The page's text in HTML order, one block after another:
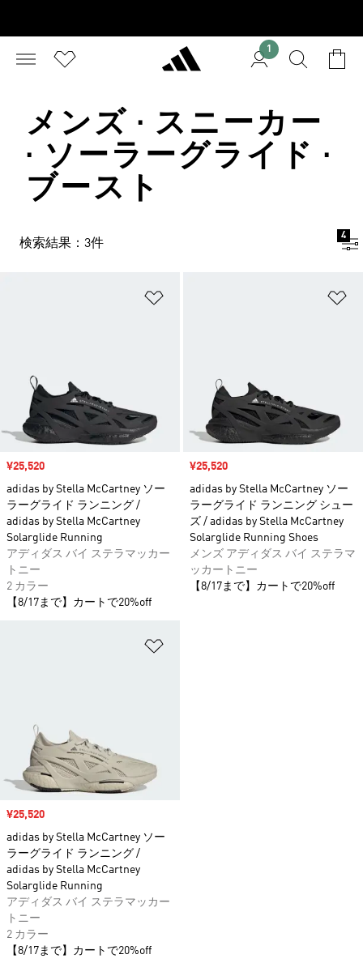
1
メンズ · スニーカー
· ソーラーグライド ·
ブースト
検索結果：3件
4
セール価格
¥25,520
adidas by Stella McCartney ソー
ラーグライド ランニング /
adidas by Stella McCartney
Solarglide Running
アディダス バイ ステラマッカー
トニー
2 カラー
【8/17まで】カートで20%off
セール価格
¥25,520
adidas by Stella McCartney ソー
ラーグライド ランニング シュー
ズ / adidas by Stella McCartney
Solarglide Running Shoes
メンズ アディダス バイ ステラマ
ッカートニー
【8/17まで】カートで20%off
セール価格
¥25,520
adidas by Stella McCartney ソー
ラーグライド ランニング /
adidas by Stella McCartney
Solarglide Running
アディダス バイ ステラマッカー
トニー
2 カラー
【8/17まで】カートで20%off